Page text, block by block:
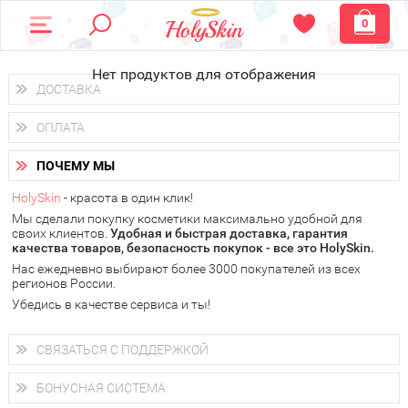
0
Нет продуктов для отображения
ДОСТАВКА
Доставка осуществляетсяпо всем городам России.
Вы можете выбрать доставку курьером, Почтой России или
получить заказ в пунктах выдачи PickPoint или пункте
самовывоза.
В 20 городах России доставка осуществляется ужена
следующий день.
у Вас всегда есть возможность получитьбесплатную
доставку от HolySkin.
подробнее об условиях доставки и оплаты в Вашем городе
ОПЛАТА
Вы можете оплатить свой заказ любым удобным способом:
наличными деньгами (
через интернет-банк (Альфа-банк, Сбербанк) и другими
электронными способами.
ПОЧЕМУ МЫ
HolySkin - красота в один клик!
Мы сделали покупку косметики максимально удобной для
своих клиентов. Удобная и быстрая доставка, гарантия
качества товаров, безопасность покупок - все это HolySkin.
Нас ежедневно выбирают более 3000 покупателей из всех
регионов России.
Убедись в качестве сервиса и ты!
СВЯЗАТЬСЯ С ПОДДЕРЖКОЙ
+7 (800) 707-24-55
Мы будем рады ответить на все Ваши вопросы по работе
магазина, проконсультировать по товарам, рассказать о
БОНУСНАЯ СИСТЕМА